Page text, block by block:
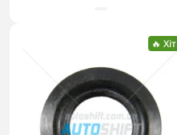
🔥 Хіт